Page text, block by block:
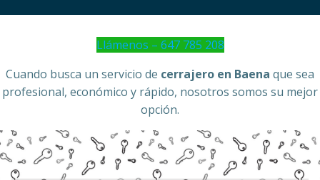
Llámenos – 647 785 208
Cuando busca un servicio de cerrajero en Baena que sea
profesional, económico y rápido, nosotros somos su mejor
opción.